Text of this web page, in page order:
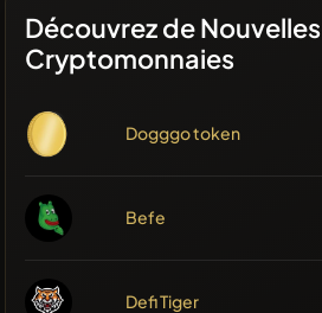
Découvrez de Nouvelles
Cryptomonnaies
Dogggo token
Befe
Defi Tiger